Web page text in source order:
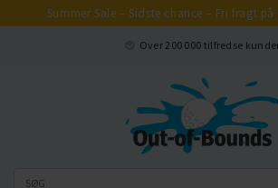
Summer Sale – Sidste chance – Fri fragt
Over 200 000 tilfredse